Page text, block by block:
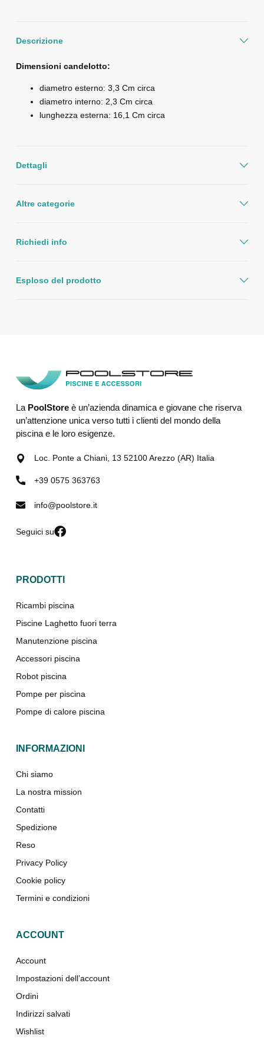
Descrizione
Dimensioni candelotto:
diametro esterno: 3,3 Cm circa
diametro interno: 2,3 Cm circa
lunghezza esterna: 16,1 Cm circa
Dettagli
Altre categorie
Richiedi info
Esploso del prodotto
La PoolStoreè un’azienda dinamica e giovane che riserva
un’attenzione unica verso tutti i clienti del mondo della
piscina e le loro esigenze.
Loc. Ponte a Chiani, 13 52100 Arezzo (AR) Italia
+39 0575 363763
info@poolstore.it
Seguici su
PRODOTTI
Ricambi piscina
Piscine Laghetto fuori terra
Manutenzione piscina
Accessori piscina
Robot piscina
Pompe per piscina
Pompe di calore piscina
INFORMAZIONI
Chi siamo
La nostra mission
Contatti
Spedizione
Reso
Privacy Policy
Cookie policy
Termini e condizioni
ACCOUNT
Account
Impostazioni dell’account
Ordini
Indirizzi salvati
Wishlist